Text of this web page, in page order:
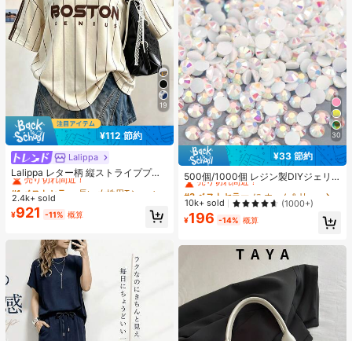
19
¥112 節約
Lalippa
Lalippa レター柄 縦ストライププリ
ント ファッショナブル ミニマル オ
ーバーサイズ ミドル丈 ラウンドネッ
ク ドロップショルダー レディースT
シャツ 友人へのギフト
#1 ベストセラー
売り切れ間近！
#1 ベストセラー
売り切れ間近！
#1 ベストセラー
売り切れ間近！
#1 ベストセラー
2.4k+ sold
¥921 -11% 概算
30
¥33 節約
500個/1000個 レジン製DIYジェリ
ーフラットバックラインストーン 小
さな丸型ラインストーン ミニ装飾ア
クセサリー スマホケース、カップ、
靴、ブーツ、衣類装飾、ハンドメイ
ドDIYアイドル応援ファン、ネーム
#3 ベストセラー
に ホーム＆リビング
売り切れ間近！
#3 ベストセラー
売り切れ間近！
#3 ベストセラー
売り切れ間近！
#3 ベストセラー
10k+ sold (1000+)
¥196 -14% 概算